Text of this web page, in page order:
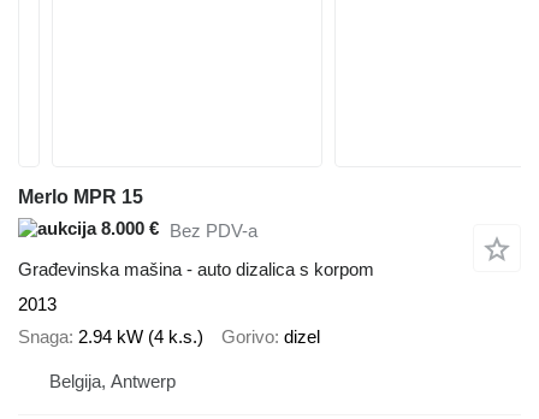
Merlo MPR 15
8.000 € Bez PDV-a
Građevinska mašina - auto dizalica s korpom
2013
Snaga 2.94 kW (4 k.s.) Gorivo dizel
Belgija, Antwerp